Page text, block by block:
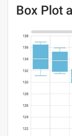
Box Plot